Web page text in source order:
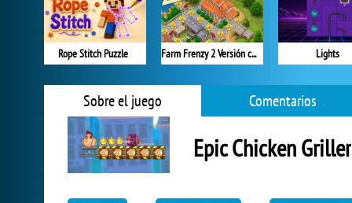
Rope Stitch Puzzle Farm Frenzy 2 Versión completa Lights
Sobre el juego Comentarios
Epic Chicken Griller